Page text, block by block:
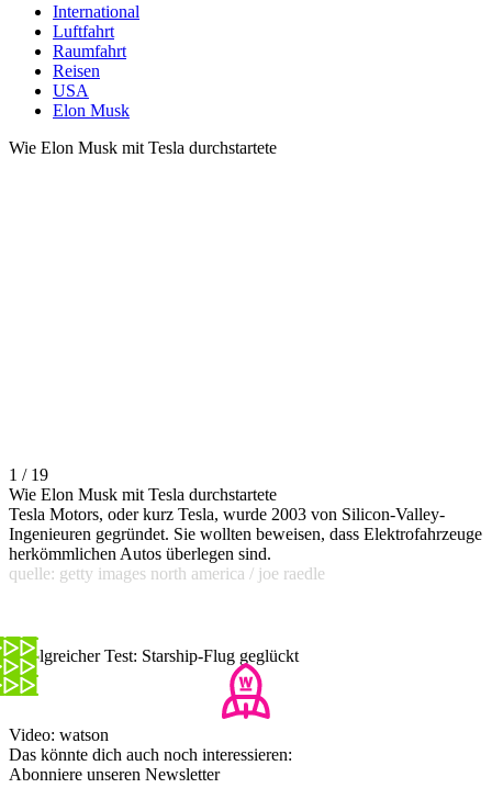
International
Luftfahrt
Raumfahrt
Reisen
USA
Elon Musk
Wie Elon Musk mit Tesla durchstartete
1 / 19
Wie Elon Musk mit Tesla durchstartete
Tesla Motors, oder kurz Tesla, wurde 2003 von Silicon-Valley-
Ingenieuren gegründet. Sie wollten beweisen, dass Elektrofahrzeuge
herkömmlichen Autos überlegen sind.
quelle: getty images north america / joe raedle
Erfolgreicher Test: Starship-Flug geglückt
Video: watson
Das könnte dich auch noch interessieren:
Abonniere unseren Newsletter